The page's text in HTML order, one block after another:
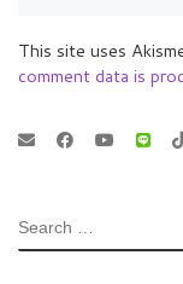
This site uses
comment data is
SEARCH